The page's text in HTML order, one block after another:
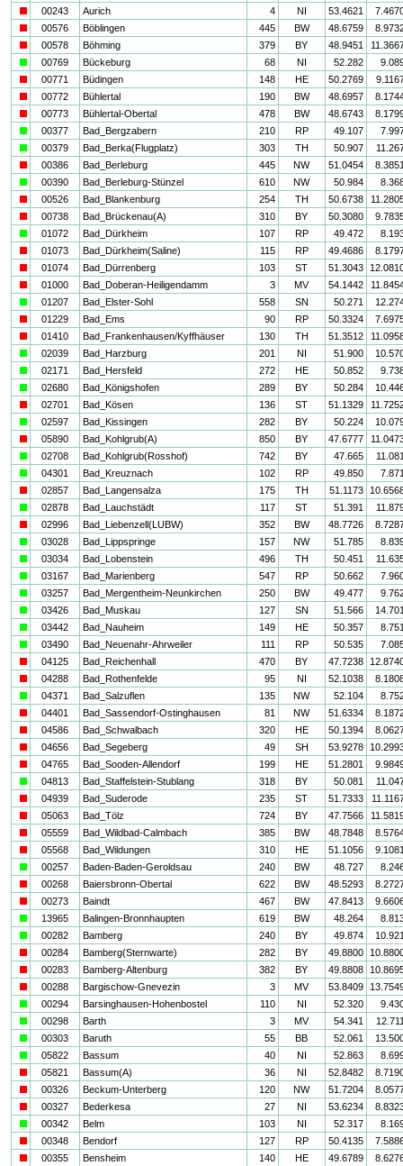
00243 Aurich 4 NI 53.4621
00576 Böblingen 445 BW 48.6759
00578 Böhming 379 BY 48.9451
00769 Bückeburg 68 NI 52.282
00771 Büdingen 148 HE 50.2769
00772 Bühlertal 190 BW 48.6957
00773 Bühlertal-Obertal 478 BW 48.6743
00377 Bad_Bergzabern 210 RP 49.107
00379 Bad_Berka(Flugplatz) 303 TH 50.907
00386 Bad_Berleburg 445 NW 51.0454
00390 Bad_Berleburg-Stünzel 610 NW 50.984
00526 Bad_Blankenburg 254 TH 50.6738
00738 Bad_Brückenau(A) 310 BY 50.3080
01072 Bad_Dürkheim 107 RP 49.472
01073 Bad_Dürkheim(Saline) 115 RP 49.4686
01074 Bad_Dürrenberg 103 ST 51.3043
01000 Bad_Doberan-Heiligendamm 3 MV 54.1442
01207 Bad_Elster-Sohl 558 SN 50.271
01229 Bad_Ems 90 RP 50.3324
01410 Bad_Frankenhausen/Kyffhäuser 130 TH 51.3512
02039 Bad_Harzburg 201 NI 51.900
02171 Bad_Hersfeld 272 HE 50.852
02680 Bad_Königshofen 289 BY 50.284
02701 Bad_Kösen 136 ST 51.1329
02597 Bad_Kissingen 282 BY 50.224
05890 Bad_Kohlgrub(A) 850 BY 47.6777
02708 Bad_Kohlgrub(Rosshof) 742 BY 47.665
04301 Bad_Kreuznach 102 RP 49.850
02857 Bad_Langensalza 175 TH 51.1173
02878 Bad_Lauchstädt 117 ST 51.391
02996 Bad_Liebenzell(LUBW) 352 BW 48.7726
03028 Bad_Lippspringe 157 NW 51.785
03034 Bad_Lobenstein 496 TH 50.451
03167 Bad_Marienberg 547 RP 50.662
03257 Bad_Mergentheim-Neunkirchen 250 BW 49.477
03426 Bad_Muskau 127 SN 51.566
03442 Bad_Nauheim 149 HE 50.357
03490 Bad_Neuenahr-Ahrweiler 111 RP 50.535
04125 Bad_Reichenhall 470 BY 47.7238
04288 Bad_Rothenfelde 95 NI 52.1038
04371 Bad_Salzuflen 135 NW 52.104
04401 Bad_Sassendorf-Ostinghausen 81 NW 51.6334
04586 Bad_Schwalbach 320 HE 50.1394
04656 Bad_Segeberg 49 SH 53.9278
04765 Bad_Sooden-Allendorf 199 HE 51.2801
04813 Bad_Staffelstein-Stublang 318 BY 50.081
04939 Bad_Suderode 235 ST 51.7333
05063 Bad_Tölz 724 BY 47.7566
05559 Bad_Wildbad-Calmbach 385 BW 48.7848
05568 Bad_Wildungen 310 HE 51.1056
00257 Baden-Baden-Geroldsau 240 BW 48.727
00268 Baiersbronn-Obertal 622 BW 48.5293
00273 Baindt 467 BW 47.8413
13965 Balingen-Bronnhaupten 619 BW 48.264
00282 Bamberg 240 BY 49.874
00284 Bamberg(Sternwarte) 282 BY 49.8800
00283 Bamberg-Altenburg 382 BY 49.8808
00288 Bargischow-Gnevezin 3 MV 53.8409
00294 Barsinghausen-Hohenbostel 110 NI 52.320
00298 Barth 3 MV 54.341
00303 Baruth 55 BB 52.061
05822 Bassum 40 NI 52.863
05821 Bassum(A) 36 NI 52.8482
00326 Beckum-Unterberg 120 NW 51.7204
00327 Bederkesa 27 NI 53.6234
00342 Belm 103 NI 52.317
00348 Bendorf 127 RP 50.4135
00355 Bensheim 140 HE 49.6789